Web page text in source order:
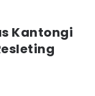
Kantongi